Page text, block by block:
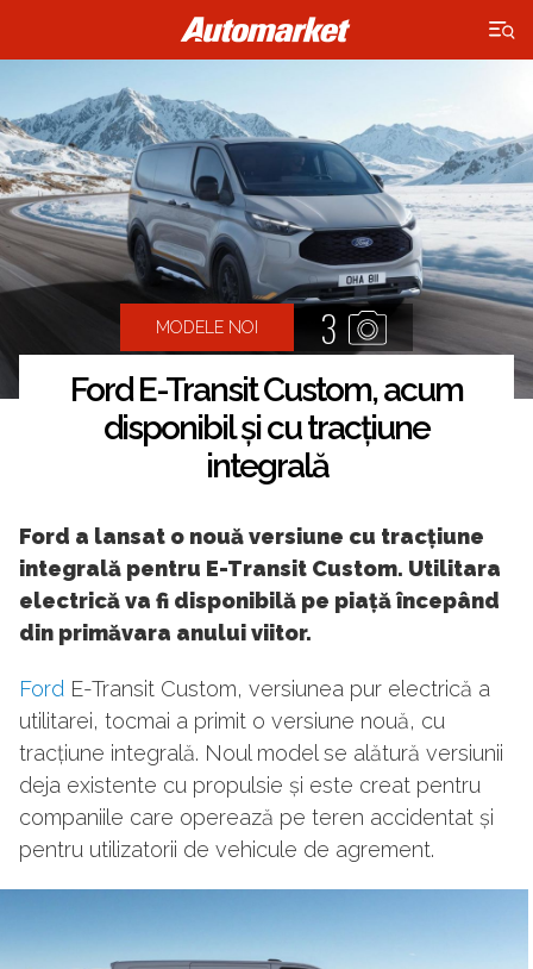
×
MODELE NOI 3
Ford E-Transit Custom, acum
disponibil și cu tracțiune
integrală
Ford a lansat o nouă versiune cu tracțiune
integrală pentru E-Transit Custom. Utilitara
electrică va fi disponibilă pe piață începând
din primăvara anului viitor.
Ford E-Transit Custom, versiunea pur electrică a
utilitarei, tocmai a primit o versiune nouă, cu
tracțiune integrală. Noul model se alătură versiunii
deja existente cu propulsie și este creat pentru
companiile care operează pe teren accidentat și
pentru utilizatorii de vehicule de agrement.